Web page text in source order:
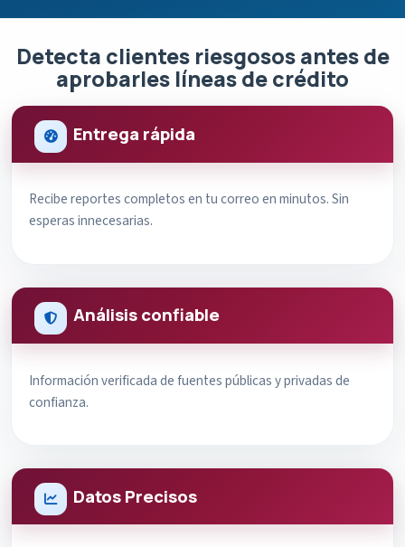
Detecta clientes riesgosos antes de
aprobarles líneas de crédito
Entrega rápida
Recibe reportes completos en tu correo en minutos. Sin
esperas innecesarias.
Análisis confiable
Información verificada de fuentes públicas y privadas de
confianza.
Datos Precisos